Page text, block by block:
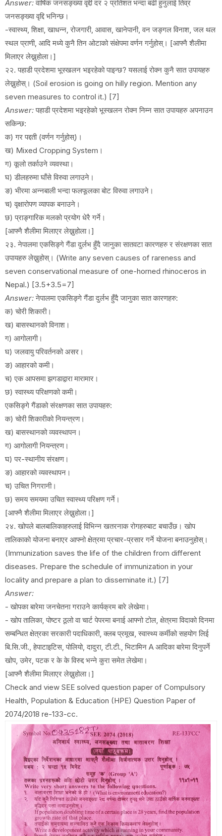
Answer:वार्षिक जनसङ्ख्या वृद्दी दर २ प्रतिशत भन्दा बढी हुनुलाई तिव्र
जनसङ्ख्या वृद्दि भनिन्छ।
-स्वास्थ्य, शिक्षा, खाधन्न, रोजगारी, आवास, खानेपानी, वन जङ्गल विनाश, जल थल
स्थल प्राणी, आदि मध्ये कुनै तिन ओटाको संक्षेपमा वर्णन गर्नुहोस्। [आफ्नै शैलीमा
मिलाएर लेख्नुहोला।]
२२. पहाडी प्रदेशमा भूस्खलन भइरहेको पाइन्छ? यसलाई रोक्न कुनै सात उपायहरु
लेख्नुहोस्। (Soil erosion is going on hilly region. Mention any
seven measures to control it.) [7]
Answer:पहाडी प्रदेशमा भइरहेको भूस्खलन रोक्न निम्न सात उपायहरु अपनाउन
सकिन्छ:
क) गर पद्दती (वर्णन गर्नुहोस्)।
ख) Mixed Cropping System।
ग) कूलो तर्काउने व्यवस्था।
घ) डीलहरुमा घाँसे विरुवा लगाउने।
ङ) भीरमा अन्नबाली भन्दा फलफूलका बोट विरुवा लगाउने।
च) वृक्षारोपण व्यापक बनाउने।
छ) प्राङ्गारिक मलको प्रयोग धेरै गर्ने।
[आफ्नै शैलीमा मिलाएर लेख्नुहोला।]
२३. नेपालमा एकसिङ्गे गैंडा दुर्लभ हुँदै जानुका सातवटा कारणहरु र संरक्षणका सात
उपायहरु लेख्नुहोस्। (Write any seven causes of rareness and
seven conservational measure of one-horned rhinoceros in
Nepal.) [3.5+3.5=7]
Answer:नेपालमा एकसिङ्गे गैंडा दुर्लभ हुँदै जानुका सात कारणहरु:
क) चोरी शिकारी।
ख) बासस्थानको विनाश।
ग) आगोलागी।
घ) जलवायु परिवर्तनको असर।
ङ) आहारको कमी।
च) एक आपसमा झगडाद्वारा मारामार।
छ) स्वास्थ्य परिक्षणको कमी।
एकसिङ्गे गैंडाको संरक्षणका सात उपायहरु:
क) चोरी शिकारीको नियन्त्रण।
ख) बासस्थानको व्यवस्थापन।
ग) आगोलागी नियन्त्रण।
घ) पर-स्थानीय संरक्षण।
ङ) आहारको व्यवस्थापन।
च) उचित निगरानी।
छ) समय समयमा उचित स्वास्थ्य परिक्षण गर्ने।
[आफ्नै शैलीमा मिलाएर लेख्नुहोला।]
२४. खोपले बालबालिकाहरुलाई विभिन्न खतरनाक रोगहरुबाट बचाउँछ। खोप
तालिकाको योजना बनाएर आफ्नो क्षेत्रमा प्रचार-प्रसार गर्ने योजना बनाउनुहोस्।
(Immunization saves the life of the children from different
diseases. Prepare the schedule of immunization in your
locality and prepare a plan to disseminate it.) [7]
Answer:
- खोपका बारेमा जनचेतना गराउने कार्यक्रम बारे लेखेमा।
- खोप तालिका, पोष्टर ठूलो वा चार्ट पेपरमा बनाई आफ्नो टोल, क्षेत्रमा विदाको दिनमा
सम्बन्धित क्षेत्रका सरकारी पदाधिकारी, क्लब प्रमूख, स्वास्थ्य कर्मीको सहयोग लिई
बि.सि.जी., हेपाटाइटिस, पोलियो, दादुरा, टी.टी., भिटामिन A आदिका बारेमा दिनुपर्ने
खोप, उमेर, पटक र के के विरुद्द भन्ने कुरा समेत लेखेमा।
[आफ्नै शैलीमा मिलाएर लेख्नुहोला।]
Check and view SEE solved question paper of Compulsory
Health, Population & Education (HPE) Question Paper of
2074/2018 re-133-cc.